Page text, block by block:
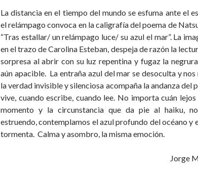
La distancia en el tiempo del mundo se esfuma ante el
el relámpago convoca en la caligrafía del poema de
“Tras estallar/ un relámpago luce/ su azul el mar”. La
en el trazo de Carolina Esteban, despeja de razón la
sorpresa al abrir con su luz repentina y fugaz la
aún apacible. La entraña azul del mar se desoculta y
la verdad invisible y silenciosa acompaña la andanza del
vive, cuando escribe, cuando lee. No importa cuán
momento y la circunstancia que da pie al haiku,
estruendo, contemplamos el azul profundo del océano y
tormenta. Calma y asombro, la misma emoción.
Jorge